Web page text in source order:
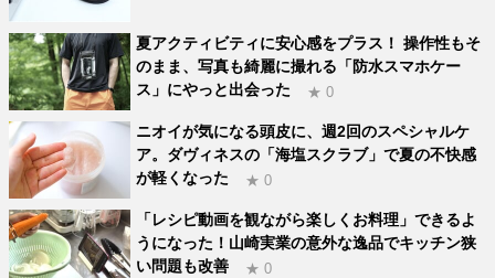
夏アクティビティに安心感をプラス！ 操作性もそ
のまま、写真も綺麗に撮れる「防水スマホケー
ス」にやっと出会った
★ 0
ニオイが気になる頭皮に、週2回のスペシャルケ
ア。ダヴィネスの「海塩スクラブ」で夏の不快感
が軽くなった
★ 0
「レシピ動画を観ながら楽しくお料理」できるよ
うになった！山崎実業の意外な逸品でキッチン狭
い問題も改善
★ 0